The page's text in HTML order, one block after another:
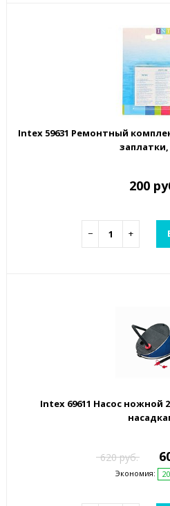
Intex 59631 Ремонтный
200
− +
Intex 69611 Насос ножной
620 руб.
Экономия: